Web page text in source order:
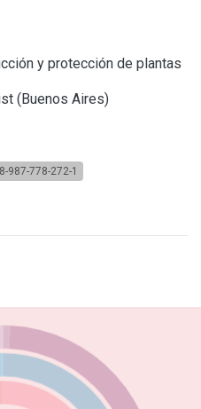
y protección de plantas
(Buenos Aires)
987-778-272-1